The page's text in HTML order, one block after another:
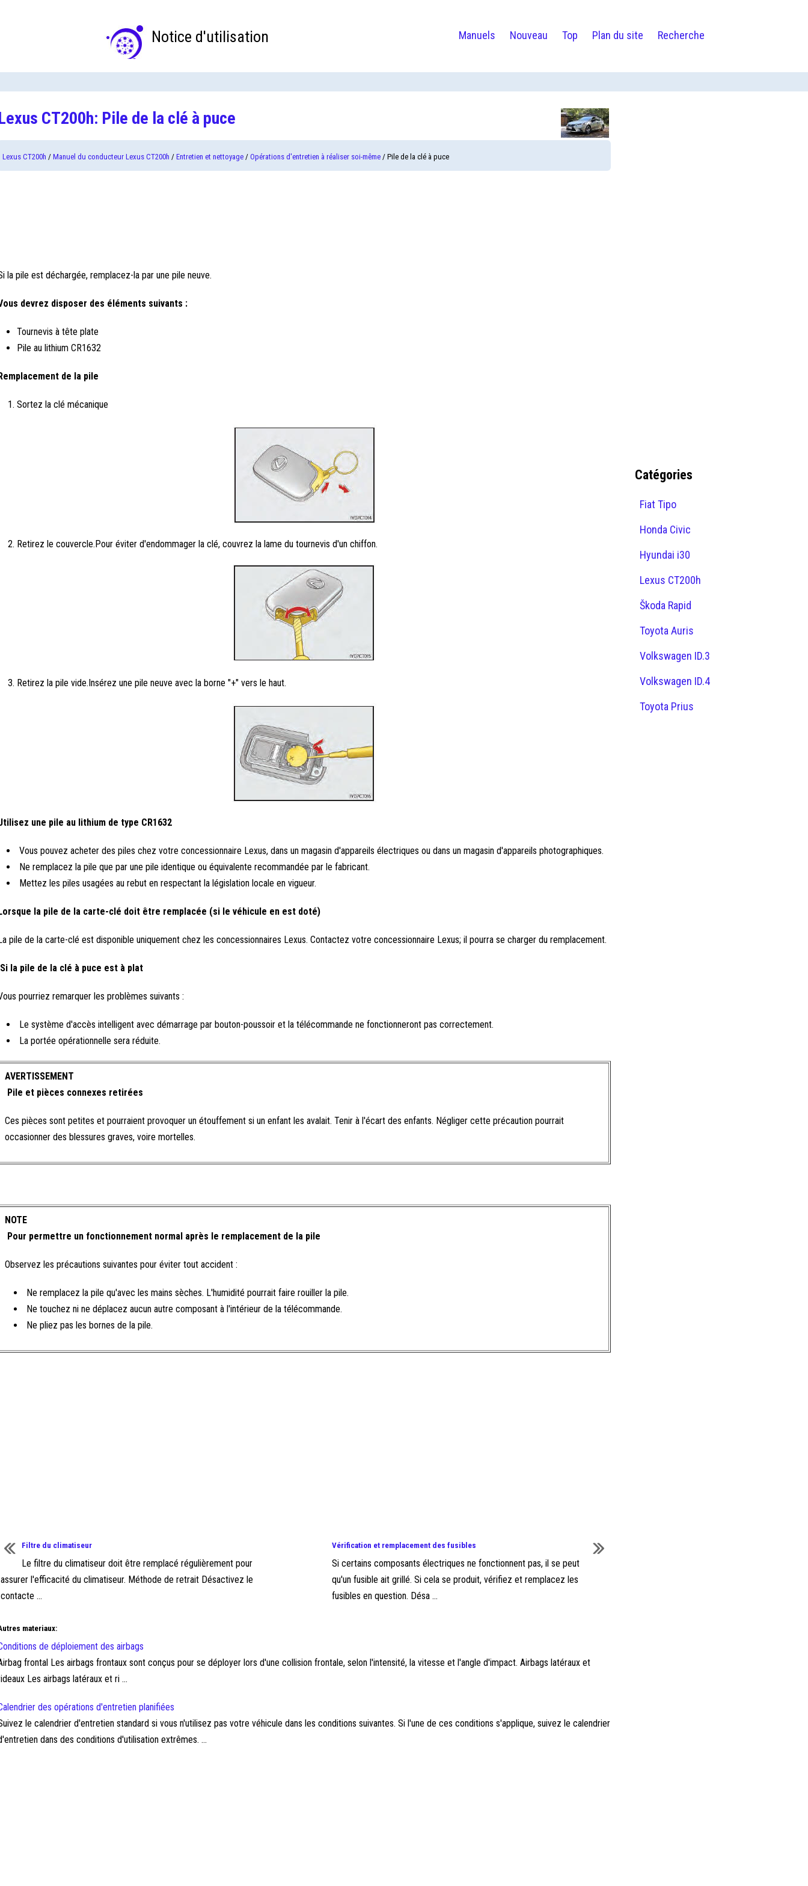
Notice d'utilisation Manuels Nouveau Top Plan du site Recherche
CT200h: Pile de la clé à puce
Lexus CT200h / Manuel du conducteur Lexus CT200h / Entretien et nettoyage / Opérations d'entretien à réaliser soi-même / Pile de la clé à puce
la pile est déchargée, remplacez-la par une pile neuve.
devrez disposer des éléments suivants :
Tournevis à tête plate
Pile au lithium CR1632
de la pile
Sortez la clé mécanique
Retirez le couvercle.Pour éviter d'endommager la clé, couvrez la lame du tournevis d'un chiffon.
Retirez la pile vide.Insérez une pile neuve avec la borne "+" vers le haut.
une pile au lithium de type CR1632
Vous pouvez acheter des piles chez votre concessionnaire Lexus, dans un magasin d'appareils électriques ou dans un magasin d'appareils photographiques.
Ne remplacez la pile que par une pile identique ou équivalente recommandée par le fabricant.
Mettez les piles usagées au rebut en respectant la législation locale en vigueur.
la pile de la carte-clé doit être remplacée (si le véhicule en est doté)
pile de la carte-clé est disponible uniquement chez les concessionnaires Lexus. Contactez votre concessionnaire Lexus; il pourra se charger du remplacement.
la pile de la clé à puce est à plat
pourriez remarquer les problèmes suivants :
Le système d'accès intelligent avec démarrage par bouton-poussoir et la télécommande ne fonctionneront pas correctement.
La portée opérationnelle sera réduite.
AVERTISSEMENT
Pile et pièces connexes retirées
Ces pièces sont petites et pourraient provoquer un étouffement si un enfant les avalait. Tenir à l'écart des enfants. Négliger cette précaution pourrait
occasionner des blessures graves, voire mortelles.
NOTE
Pour permettre un fonctionnement normal après le remplacement de la pile
Observez les précautions suivantes pour éviter tout accident :
Ne remplacez la pile qu'avec les mains sèches. L'humidité pourrait faire rouiller la pile.
Ne touchez ni ne déplacez aucun autre composant à l'intérieur de la télécommande.
Ne pliez pas les bornes de la pile.
Filtre du climatiseur
Le filtre du climatiseur doit être remplacé régulièrement pour
assurer l'efficacité du climatiseur. Méthode de retrait Désactivez le
contacte ...
Vérification et remplacement des fusibles
Si certains composants électriques ne fonctionnent pas, il se peut
qu'un fusible ait grillé. Si cela se produit, vérifiez et remplacez les
fusibles en question. Désa ...
materiaux:
de déploiement des airbags
frontal Les airbags frontaux sont conçus pour se déployer lors d'une collision frontale, selon l'intensité, la vitesse et l'angle d'impact. Airbags latéraux et
Les airbags latéraux et ri ...
des opérations d'entretien planifiées
le calendrier d'entretien standard si vous n'utilisez pas votre véhicule dans les conditions suivantes. Si l'une de ces conditions s'applique, suivez le calendrier
dans des conditions d'utilisation extrêmes. ...
Catégories
Fiat Tipo
Honda Civic
Hyundai i30
Lexus CT200h
Škoda Rapid
Toyota Auris
Volkswagen ID.3
Volkswagen ID.4
Toyota Prius